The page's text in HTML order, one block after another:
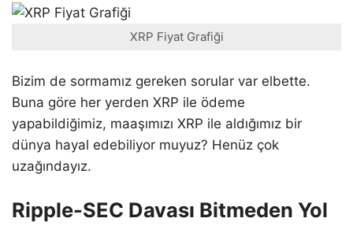
XRP Fiyat Grafiği
Bizim de sormamız gereken sorular var elbette.
Buna göre her yerden XRP ile ödeme
yapabildiğimiz, maaşımızı XRP ile aldığımız bir
dünya hayal edebiliyor muyuz? Henüz çok
uzağındayız.
Ripple-SEC Davası Bitmeden Yol